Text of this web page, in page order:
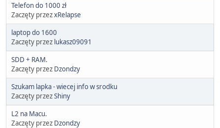
Telefon do 1000 zł
Zaczęty przezxRelapse
laptop do 1600
Zaczęty przez lukasz09091
SDD + RAM.
Zaczęty przez Dzondzy
Szukam lapka - wiecej info w srodku
Zaczęty przezShiny
L2 na Macu.
Zaczęty przez Dzondzy